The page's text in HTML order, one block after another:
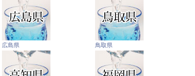
広島県 鳥取県